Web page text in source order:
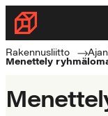
Siirry
suoraan
sisältöön
Rakennusliitto
Rakennusalan
ammattilaisten
Rakennusliitto
Menettely